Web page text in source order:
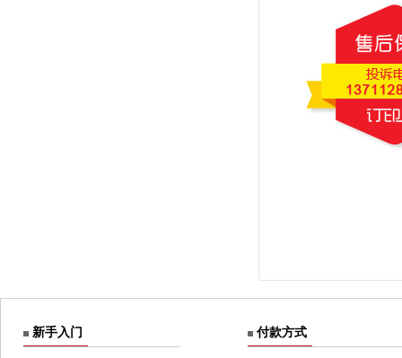
新手入门 付款方式